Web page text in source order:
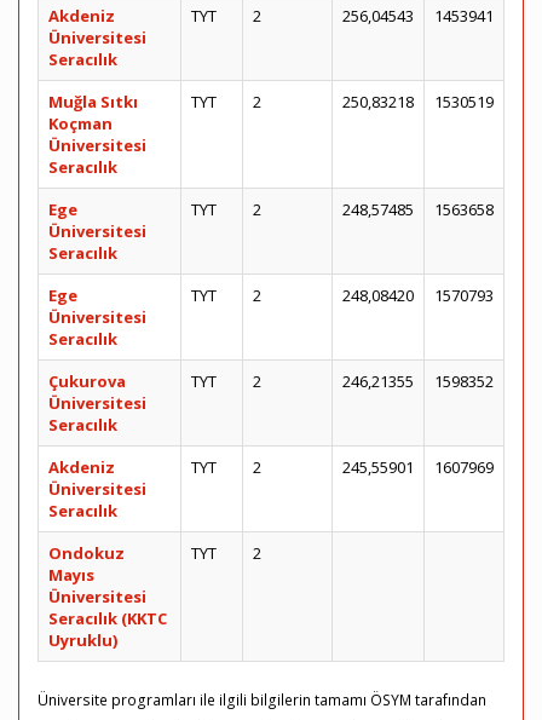
Akdeniz
Üniversitesi
Seracılık
TYT 2 256,04543 1453941
Muğla Sıtkı
Koçman
Üniversitesi
Seracılık
TYT 2 250,83218 1530519
Ege
Üniversitesi
Seracılık
TYT 2 248,57485 1563658
Ege
Üniversitesi
Seracılık
TYT 2 248,08420 1570793
Çukurova
Üniversitesi
Seracılık
TYT 2 246,21355 1598352
Akdeniz
Üniversitesi
Seracılık
TYT 2 245,55901 1607969
Ondokuz
Mayıs
Üniversitesi
Seracılık (KKTC
Uyruklu)
TYT 2
Üniversite programları ile ilgili bilgilerin tamamı ÖSYM tarafından